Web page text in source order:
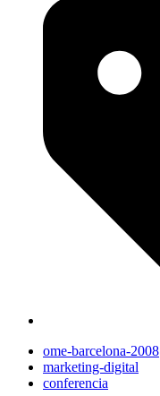
ome-barcelona-2008
marketing-digital
conferencia